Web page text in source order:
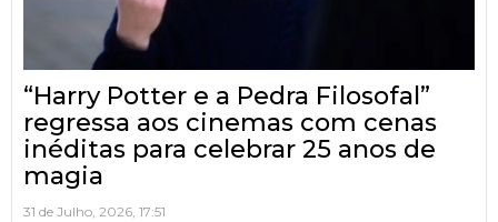
“Harry Potter e a Pedra Filosofal”
regressa aos cinemas com cenas
inéditas para celebrar 25 anos de
magia
31 de Julho, 2026, 17:51